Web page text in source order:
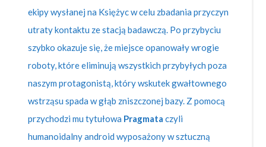
ekipy wysłanej na Księżyc w celu zbadania przyczyn
utraty kontaktu ze stacją badawczą. Po przybyciu
szybko okazuje się, że miejsce opanowały wrogie
roboty, które eliminują wszystkich przybyłych poza
naszym protagonistą, który wskutek gwałtownego
wstrząsu spada w głąb zniszczonej bazy. Z pomocą
przychodzi mu tytułowa Pragmata czyli
humanoidalny android wyposażony w sztuczną